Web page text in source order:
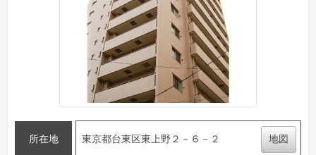
所在地 東京都台東区東上野２－６－２ 地図